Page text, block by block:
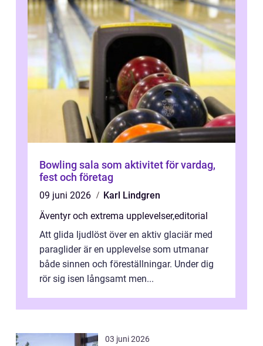
Bowling sala som aktivitet för vardag,
fest och företag
09 juni 2026
Karl Lindgren
Äventyr och extrema upplevelser,editorial
Att glida ljudlöst över en aktiv glaciär med
paraglider är en upplevelse som utmanar
både sinnen och föreställningar. Under dig
rör sig isen långsamt men...
03 juni 2026